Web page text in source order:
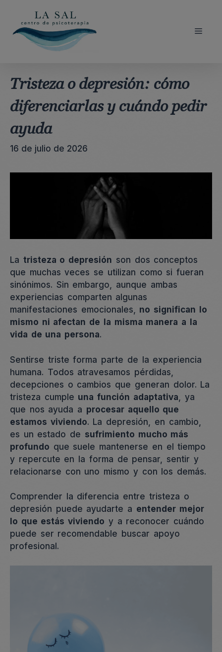
Menú
Tristeza o depresión: cómo
diferenciarlas y cuándo pedir
ayuda
16 de julio de 2026
La tristeza o depresión son dos conceptos
que muchas veces se utilizan como si fueran
sinónimos. Sin embargo, aunque ambas
experiencias comparten algunas
manifestaciones emocionales, no significan lo
mismo ni afectan de la misma manera a la
vida de una persona.
Sentirse triste forma parte de la experiencia
humana. Todos atravesamos pérdidas,
decepciones o cambios que generan dolor. La
tristeza cumple una función adaptativa , ya
que nos ayuda a procesar aquello que
estamos viviendo. La depresión, en cambio,
es un estado de sufrimiento mucho más
profundo que suele mantenerse en el tiempo
y repercute en la forma de pensar, sentir y
relacionarse con uno mismo y con los demás.
Comprender la diferencia entre tristeza o
depresión puede ayudarte a entender mejor
lo que estás viviendo y a reconocer cuándo
puede ser recomendable buscar apoyo
profesional.